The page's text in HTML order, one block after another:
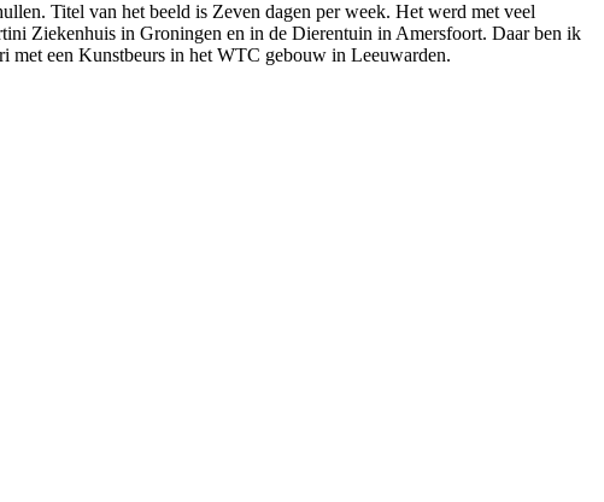
Titel van het beeld is Zeven dagen per week. Het werd met veel
Ziekenhuis in Groningen en in de Dierentuin in Amersfoort. Daar ben ik
met een Kunstbeurs in het WTC gebouw in Leeuwarden.